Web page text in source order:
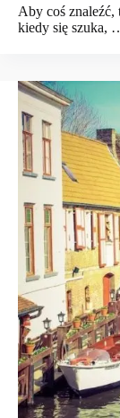
Aby coś znaleźć,
kiedy się szuka,